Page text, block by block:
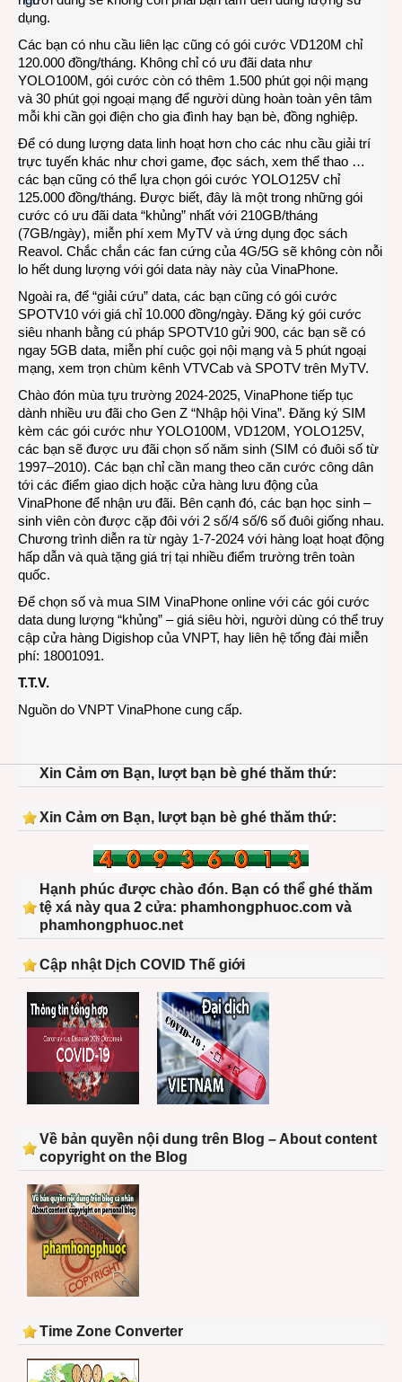
dụng.
Các bạn có nhu cầu liên lạc cũng có gói cước VD120M chỉ
120.000 đồng/tháng. Không chỉ có ưu đãi data như
YOLO100M, gói cước còn có thêm 1.500 phút gọi nội mạng
và 30 phút gọi ngoại mạng để người dùng hoàn toàn yên tâm
mỗi khi cần gọi điện cho gia đình hay bạn bè, đồng nghiệp.
Để có dung lượng data linh hoạt hơn cho các nhu cầu giải trí
trực tuyến khác như chơi game, đọc sách, xem thể thao …
các bạn cũng có thể lựa chọn gói cước YOLO125V chỉ
125.000 đồng/tháng. Được biết, đây là một trong những gói
cước có ưu đãi data “khủng” nhất với 210GB/tháng
(7GB/ngày), miễn phí xem MyTV và ứng dụng đọc sách
Reavol. Chắc chắn các fan cứng của 4G/5G sẽ không còn nỗi
lo hết dung lượng với gói data này này của VinaPhone.
Ngoài ra, để “giải cứu” data, các bạn cũng có gói cước
SPOTV10 với giá chỉ 10.000 đồng/ngày. Đăng ký gói cước
siêu nhanh bằng cú pháp SPOTV10 gửi 900, các bạn sẽ có
ngay 5GB data, miễn phí cuộc gọi nội mạng và 5 phút ngoại
mạng, xem trọn chùm kênh VTVCab và SPOTV trên MyTV.
Chào đón mùa tựu trường 2024-2025, VinaPhone tiếp tục
dành nhiều ưu đãi cho Gen Z “Nhập hội Vina”. Đăng ký SIM
kèm các gói cước như YOLO100M, VD120M, YOLO125V,
các bạn sẽ được ưu đãi chọn số năm sinh (SIM có đuôi số từ
1997–2010). Các bạn chỉ cần mang theo căn cước công dân
tới các điểm giao dịch hoặc cửa hàng lưu động của
VinaPhone để nhận ưu đãi. Bên cạnh đó, các bạn học sinh –
sinh viên còn được cặp đôi với 2 số/4 số/6 số đuôi giống nhau.
Chương trình diễn ra từ ngày 1-7-2024 với hàng loạt hoạt động
hấp dẫn và quà tặng giá trị tại nhiều điểm trường trên toàn
quốc.
Để chọn số và mua SIM VinaPhone online với các gói cước
data dung lượng “khủng” – giá siêu hời, người dùng có thể truy
cập cửa hàng Digishop của VNPT, hay liên hệ tổng đài miễn
phí: 18001091.
T.T.V.
Nguồn do VNPT VinaPhone cung cấp.
Xin Cảm ơn Bạn, lượt bạn bè ghé thăm thứ:
Xin Cảm ơn Bạn, lượt bạn bè ghé thăm thứ:
Hạnh phúc được chào đón. Bạn có thể ghé thăm
tệ xá này qua 2 cửa: phamhongphuoc.com và
phamhongphuoc.net
Cập nhật Dịch COVID Thế giới
Về bản quyền nội dung trên Blog – About content
copyright on the Blog
Time Zone Converter